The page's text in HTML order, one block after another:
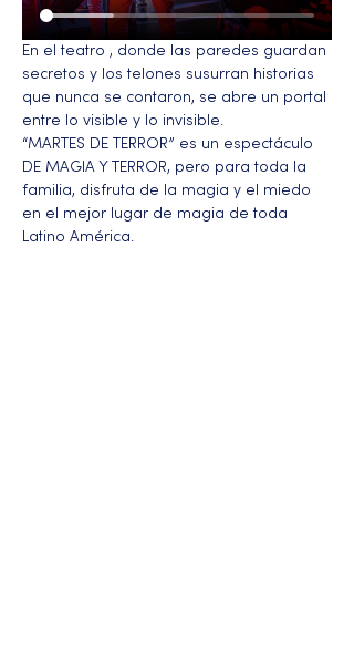
En el teatro , donde las paredes guardan
secretos y los telones susurran historias
que nunca se contaron, se abre un portal
entre lo visible y lo invisible.
“MARTES DE TERROR” es un espectáculo
DE MAGIA Y TERROR, pero para toda la
familia, disfruta de la magia y el miedo
en el mejor lugar de magia de toda
Latino América.